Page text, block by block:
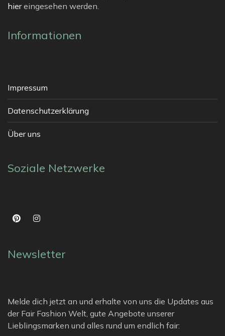
hiereingesehen werden.
Informationen
Impressum
Datenschutzerklärung
Über uns
Soziale Netzwerke
Newsletter
Melde dich jetzt an und erhalte von uns die Updates aus
der Fair Fashion Welt, gute Angebote unserer
Lieblingsmarken und alles rund um endlich fair: